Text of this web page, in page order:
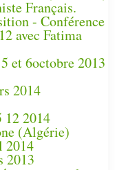
Français.
- Conférence
avec Fatima
et 6octobre 2013
2014
2014
(Algérie)
2014
2013